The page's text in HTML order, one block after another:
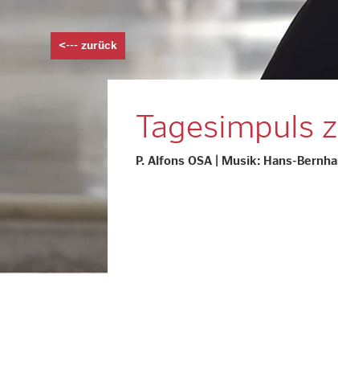
<--- zurück
Tagesimpuls
P. Alfons OSA | Musik: Hans-